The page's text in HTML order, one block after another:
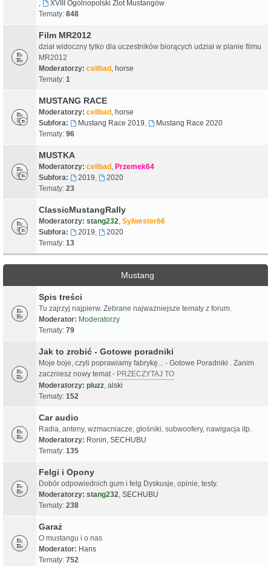
,
XVIII Ogólnopolski Zlot Mustangów
Tematy: 848
Film MR2012
dział widoczny tylko dla uczestników biorących udział w planie filmu
MR2012
Moderatorzy: celibad, horse
Tematy: 1
MUSTANG RACE
Moderatorzy: celibad, horse
Subfora:
Mustang Race 2019,
Mustang Race 2020
Tematy: 96
MUSTKA
Moderatorzy: celibad, Przemek64
Subfora:
2019,
2020
Tematy: 23
ClassicMustangRally
Moderatorzy: stang232, Sylwester66
Subfora:
2019,
2020
Tematy: 13
Mustang
Spis treści
Tu zajrzyj najpierw. Zebrane najważniejsze tematy z forum.
Moderator: Moderatorzy
Tematy: 79
Jak to zrobić - Gotowe poradniki
Moje boje, czyli poprawiamy fabrykę... - Gotowe Poradniki . Zanim
zaczniesz nowy temat - PRZECZYTAJ TO
Moderatorzy: pluzz, alski
Tematy: 152
Car audio
Radia, anteny, wzmacniacze, głośniki, subwoofery, nawigacja itp.
Moderatorzy: Ronin, SECHUBU
Tematy: 135
Felgi i Opony
Dobór odpowiednich gum i felg Dyskusje, opinie, testy.
Moderatorzy: stang232, SECHUBU
Tematy: 238
Garaż
O mustangu i o nas
Moderator: Hans
Tematy: 752